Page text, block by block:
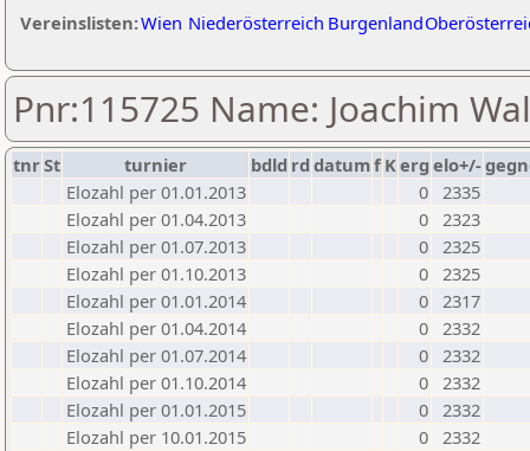
Vereinslisten:Wien Niederösterreich Burgenland
Pnr:115725 Name: Joachim
tnrSt turnier bdld rd datumf Kerg elo+/-
Elozahl per 01.01.2013
0 2335
Elozahl per 01.04.2013
0 2323
Elozahl per 01.07.2013
0 2325
Elozahl per 01.10.2013
0 2325
Elozahl per 01.01.2014
0 2317
Elozahl per 01.04.2014
0 2332
Elozahl per 01.07.2014
0 2332
Elozahl per 01.10.2014
0 2332
Elozahl per 01.01.2015
0 2332
Elozahl per 10.01.2015
0 2332